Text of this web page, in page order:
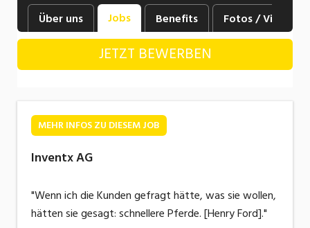
Industrie, Maschinenbau, Anlagenbau,
Produktion
Informatik, Telekommunikation
Körperpflege, Wellness
Marketing, Kommunikation, Medien, Druck
Medizin, Gesundheitswesen, Pflege
Über uns Jobs Benefits Fotos / Videos
JETZT BEWERBEN
MEHR INFOS ZU DIESEM JOB
Inventx AG
"Wenn ich die Kunden gefragt hätte, was sie wollen,
hätten sie gesagt: schnellere Pferde. [Henry Ford]."